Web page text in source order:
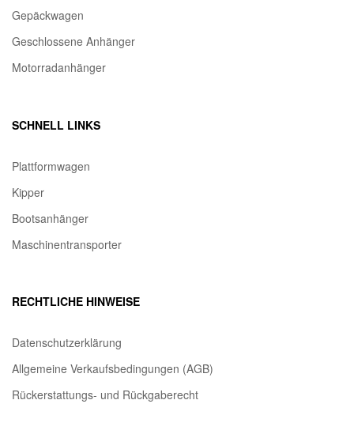
Gepäckwagen
Geschlossene Anhänger
Motorradanhänger
SCHNELL LINKS
Plattformwagen
Kipper
Bootsanhänger
Maschinentransporter
RECHTLICHE HINWEISE
Datenschutzerklärung
Allgemeine Verkaufsbedingungen (AGB)
Rückerstattungs- und Rückgaberecht